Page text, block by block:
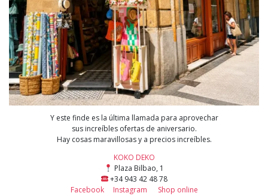
Y este finde es la última llamada para aprovechar
sus increíbles ofertas de aniversario.
Hay cosas maravillosas y a precios increíbles.
KOKO DEKO
Plaza Bilbao, 1
+34 943 42 48 78
Facebook
Instagram
Shop online